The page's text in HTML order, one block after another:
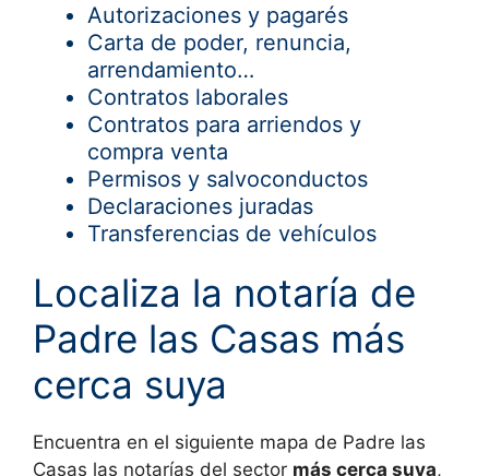
Autorizaciones y pagarés
Carta de poder, renuncia,
arrendamiento…
Contratos laborales
Contratos para arriendos y
compra venta
Permisos y salvoconductos
Declaraciones juradas
Transferencias de vehículos
Localiza la notaría de
Padre las Casas más
cerca suya
Encuentra en el siguiente mapa de Padre las
Casas las notarías del sector más cerca suya,